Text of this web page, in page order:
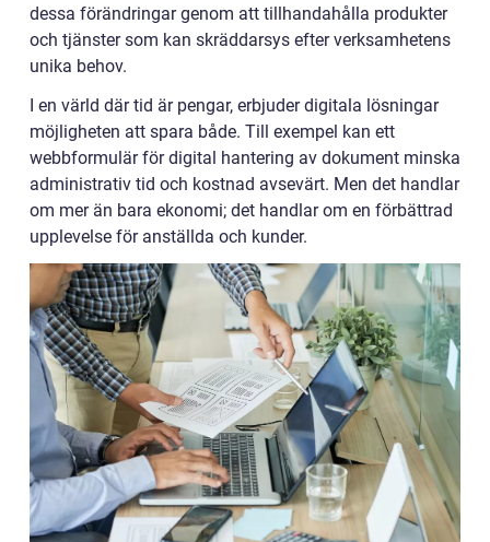
dessa förändringar genom att tillhandahålla produkter
och tjänster som kan skräddarsys efter verksamhetens
unika behov.
I en värld där tid är pengar, erbjuder digitala lösningar
möjligheten att spara både. Till exempel kan ett
webbformulär för digital hantering av dokument minska
administrativ tid och kostnad avsevärt. Men det handlar
om mer än bara ekonomi; det handlar om en förbättrad
upplevelse för anställda och kunder.